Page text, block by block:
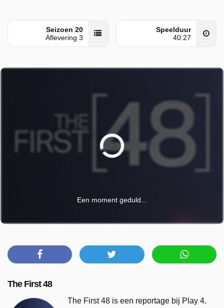
Seizoen 20
Aflevering 3
Speelduur
40:27
Een moment geduld...
The First 48
The First 48 is een reportage bij Play 4.